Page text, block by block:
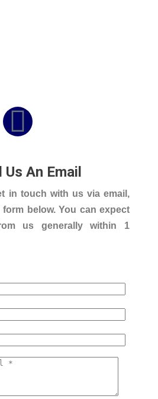
Us An Email
in touch with us via email,
below. You can expect
us generally within 1